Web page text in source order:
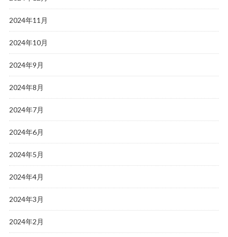
2024年11月
2024年10月
2024年9月
2024年8月
2024年7月
2024年6月
2024年5月
2024年4月
2024年3月
2024年2月